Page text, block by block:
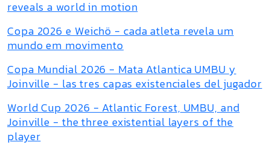
reveals a world in motion
Copa 2026 e Weichö - cada atleta revela um
mundo em movimento
Copa Mundial 2026 - Mata Atlantica UMBU y
Joinville - las tres capas existenciales del jugador
World Cup 2026 - Atlantic Forest, UMBU, and
Joinville - the three existential layers of the
player